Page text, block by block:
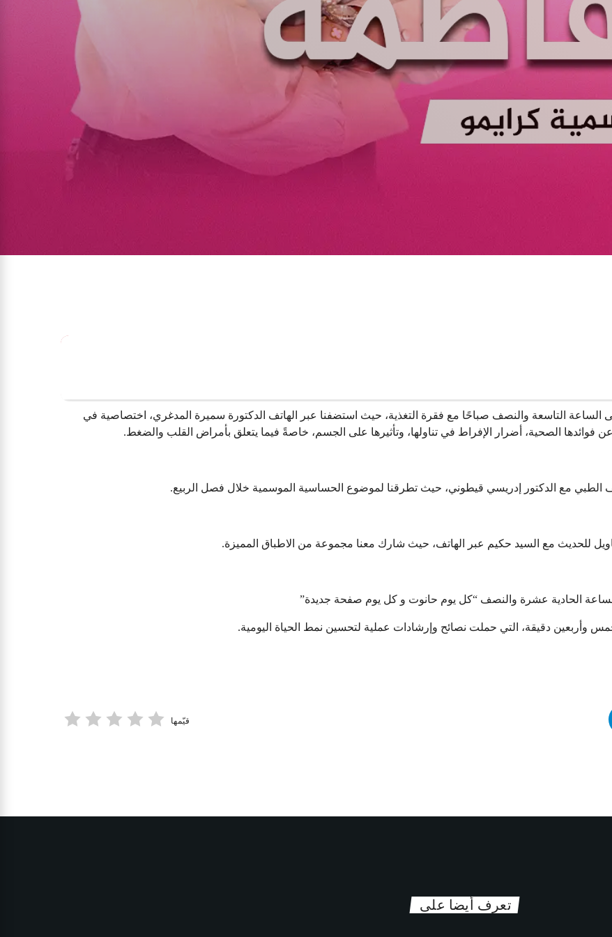
الساعة التاسعة والنصف صباحًا مع فقرة التغذية، حيث استضفنا عبر الهاتف الدكتورة سميرة المدغري، اختصاصية في
فوائدها الصحية، أضرار الإفراط في تناولها، وتأثيرها على الجسم، خاصةً فيما يتعلق بأمراض القلب والضغط.
الطبي مع الدكتور إدريسي قيطوني، حيث تطرقنا لموضوع الحساسية الموسمية خلال فصل الربيع.
للحديث مع السيد حكيم عبر الهاتف، حيث شارك معنا مجموعة من الاطباق المميزة.
وأربعين دقيقة، التي حملت نصائح وإرشادات عملية لتحسين نمط الحياة اليومية.
قيّمها
تعرف أيضا على